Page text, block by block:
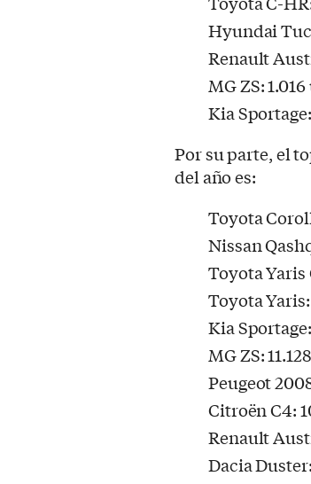
Hyundai
Renault
MG ZS:
Kia
Por su parte, el
del año es:
Toyota
Nissan
Toyota Yaris
Toyota Yaris:
Kia Sportage:
MG ZS: 11.128
Peugeot
Citroën C4:
Renault
Dacia